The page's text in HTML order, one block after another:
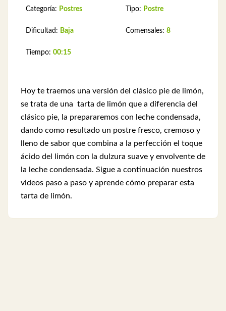
Categoría: Postres
Dificultad: Baja
Tiempo: 00:15
Tipo: Postre
Comensales: 8
Hoy te traemos una versión del clásico pie de limón,
se trata de una tarta de limón que a diferencia del
clásico pie, la prepararemos con leche condensada,
dando como resultado un postre fresco, cremoso y
lleno de sabor que combina a la perfección el toque
ácido del limón con la dulzura suave y envolvente de
la leche condensada. Sigue a continuación nuestros
videos paso a paso y aprende cómo preparar esta
tarta de limón.